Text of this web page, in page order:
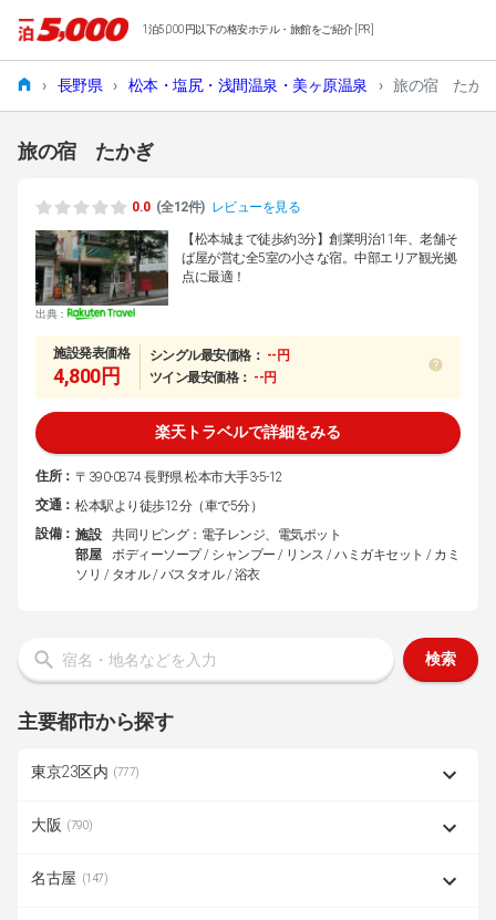
1泊5,000円以下の格安ホテル・旅館をご紹介 [PR]
› 長野県 › 松本・塩尻・浅間温泉・美ヶ原温泉 › 旅の宿 たか
旅の宿 たかぎ
0.0 (全12件) レビューを見る
出典：
【松本城まで徒歩約3分】創業明治11年、老舗そ
ば屋が営む全5室の小さな宿。中部エリア観光拠
点に最適！
施設発表価格
4,800円
シングル最安価格： --円
ツイン最安価格： --円
楽天トラベルで詳細をみる
住所： 〒390-0874 長野県 松本市大手3-5-12
交通： 松本駅より徒歩12分（車で5分）
設備： 施設
共同リビング：電子レンジ、電気ポット
部屋
ボディーソープ / シャンプー / リンス / ハミガキセット / カミ
ソリ / タオル / バスタオル / 浴衣
検索
主要都市から探す
東京23区内 (777)
大阪 (790)
名古屋 (147)